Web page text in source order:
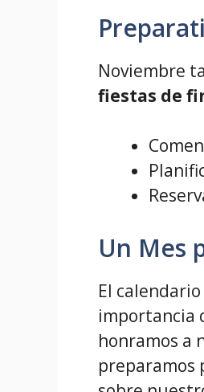
Noviembre
fiestas de
Un Mes
El
importancia
honramos a
preparamos